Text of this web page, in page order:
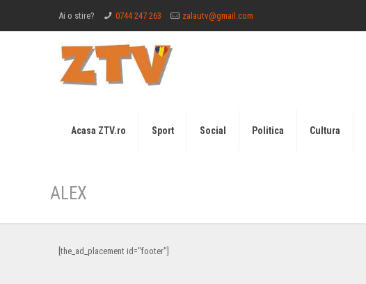
Ai o stire? 0744 247 263 zalautv@gmail.com
Acasa ZTV.ro Sport Social Politica Cultura
ALEX
[the_ad_placement id="footer"]